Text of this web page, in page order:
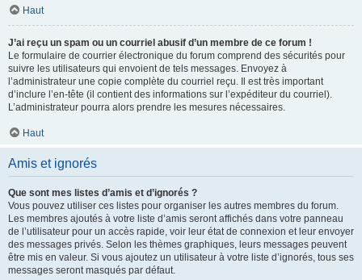
Haut
J’ai reçu un spam ou un courriel abusif d’un membre de ce forum !
Le formulaire de courrier électronique du forum comprend des sécurités pour
suivre les utilisateurs qui envoient de tels messages. Envoyez à
l’administrateur une copie complète du courriel reçu. Il est très important
d’inclure l’en-tête (il contient des informations sur l’expéditeur du courriel).
L’administrateur pourra alors prendre les mesures nécessaires.
Haut
Amis et ignorés
Que sont mes listes d’amis et d’ignorés ?
Vous pouvez utiliser ces listes pour organiser les autres membres du forum.
Les membres ajoutés à votre liste d’amis seront affichés dans votre panneau
de l’utilisateur pour un accès rapide, voir leur état de connexion et leur envoyer
des messages privés. Selon les thèmes graphiques, leurs messages peuvent
être mis en valeur. Si vous ajoutez un utilisateur à votre liste d’ignorés, tous ses
messages seront masqués par défaut.